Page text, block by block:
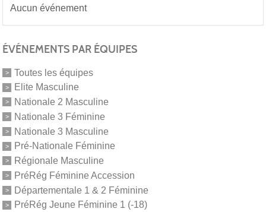
Aucun événement
ÉVÉNEMENTS PAR ÉQUIPES
Toutes les équipes
Elite Masculine
Nationale 2 Masculine
Nationale 3 Féminine
Nationale 3 Masculine
Pré-Nationale Féminine
Régionale Masculine
PréRég Féminine Accession
Départementale 1 & 2 Féminine
PréRég Jeune Féminine 1 (-18)